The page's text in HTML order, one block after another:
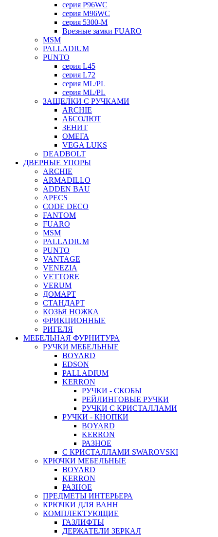
серия P96WC
серия M96WC
серия 5300-M
Врезные замки FUARO
MSM
PALLADIUM
PUNTO
серия L45
серия L72
серия ML/PL
серия ML/PL
ЗАЩЕЛКИ С РУЧКАМИ
ARCHIE
АБСОЛЮТ
ЗЕНИТ
ОМЕГА
VEGA LUKS
DEADBOLT
ДВЕРНЫЕ УПОРЫ
ARCHIE
ARMADILLO
ADDEN BAU
APECS
CODE DECO
FANTOM
FUARO
MSM
PALLADIUM
PUNTO
VANTAGE
VENEZIA
VETTORE
VERUM
ДОМАРТ
СТАНДАРТ
КОЗЬЯ НОЖКА
ФРИКЦИОННЫЕ
РИГЕЛЯ
МЕБЕЛЬНАЯ ФУРНИТУРА
РУЧКИ МЕБЕЛЬНЫЕ
BOYARD
EDSON
PALLADIUM
KERRON
РУЧКИ - СКОБЫ
РЕЙЛИНГОВЫЕ РУЧКИ
РУЧКИ С КРИСТАЛЛАМИ
РУЧКИ - КНОПКИ
BOYARD
KERRON
РАЗНОЕ
С КРИСТАЛЛАМИ SWAROVSKI
КРЮЧКИ МЕБЕЛЬНЫЕ
BOYARD
KERRON
РАЗНОЕ
ПРЕДМЕТЫ ИНТЕРЬЕРА
КРЮЧКИ ДЛЯ ВАНН
КОМПЛЕКТУЮЩИЕ
ГАЗЛИФТЫ
ДЕРЖАТЕЛИ ЗЕРКАЛ